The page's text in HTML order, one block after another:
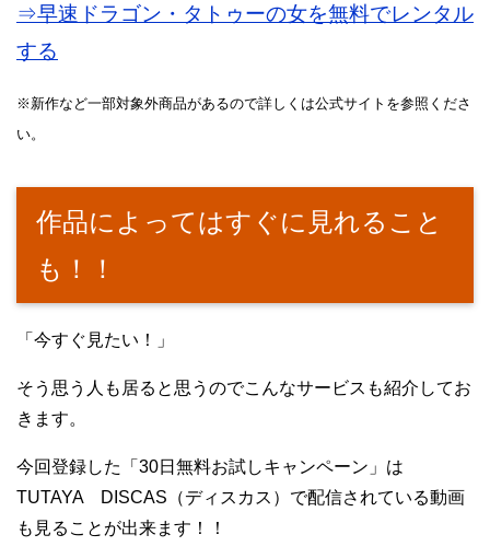
⇒早速ドラゴン・タトゥーの女を無料でレンタル
する
※新作など一部対象外商品があるので詳しくは公式サイトを参照くださ
い。
作品によってはすぐに見れること
も！！
「今すぐ見たい！」
そう思う人も居ると思うのでこんなサービスも紹介してお
きます。
今回登録した「30日無料お試しキャンペーン」は
TUTAYA DISCAS（ディスカス）で配信されている動画
も見ることが出来ます！！